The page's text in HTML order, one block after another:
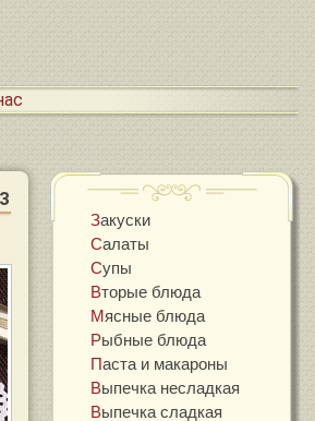
Закуски
Салаты
Супы
Вторые блюда
Мясные блюда
Рыбные блюда
Паста и макароны
Выпечка несладкая
Выпечка сладкая